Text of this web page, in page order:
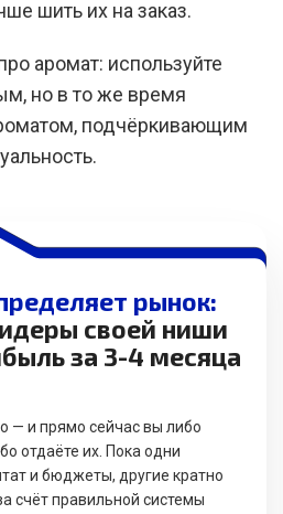
шить их на заказ.
аромат: используйте
но в то же время
подчёркивающим
рынок:
своей ниши
за 3-4 месяца
— и прямо сейчас вы либо
отдаёте их. Пока одни
и бюджеты, другие кратно
счёт правильной системы